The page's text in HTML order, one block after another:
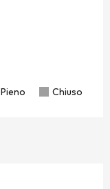
Pieno Chiuso